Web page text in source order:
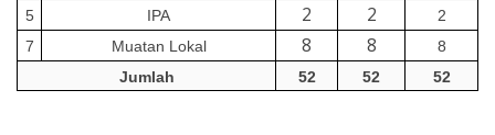
5
IPA 2 2
2
7
Muatan Lokal 8 8
8
Jumlah
52 52 52